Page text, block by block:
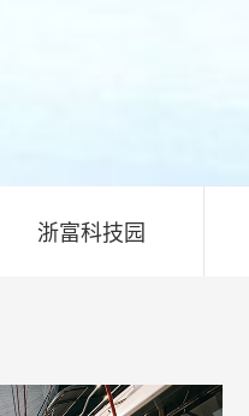
浙富科技园